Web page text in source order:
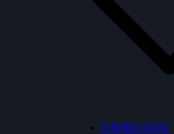
古典/獨立式浴缸